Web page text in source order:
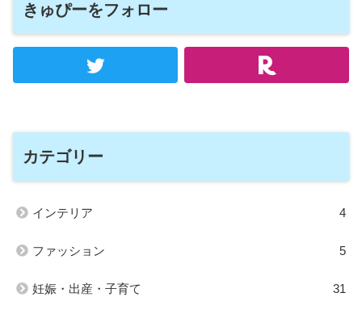
きゅぴーをフォロー
カテゴリー
インテリア 4
ファッション 5
妊娠・出産・子育て 31